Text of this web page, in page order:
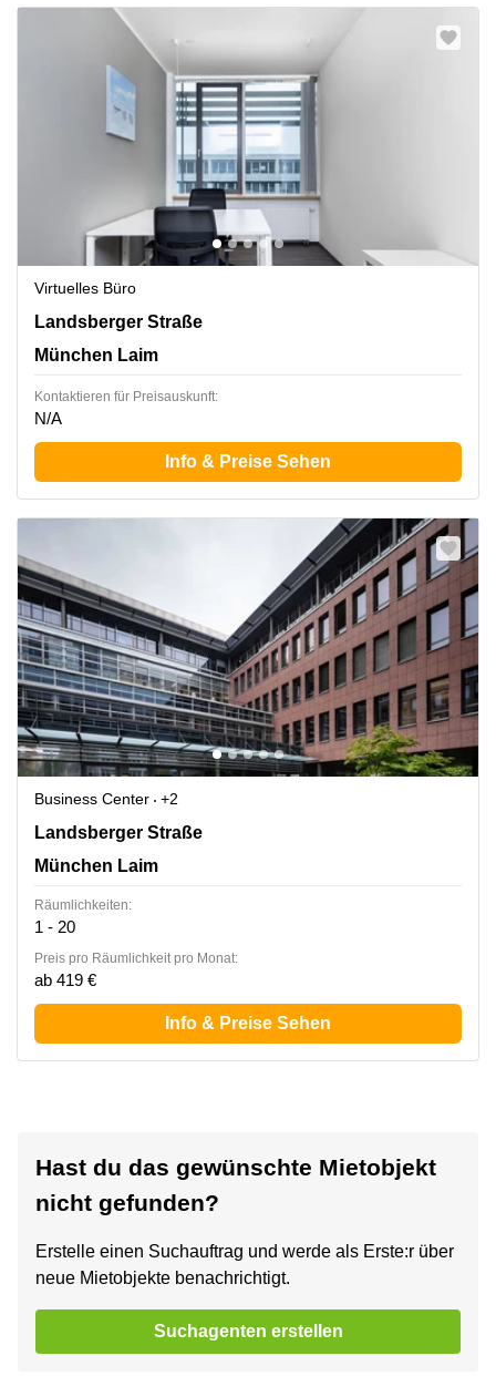
Virtuelles Büro
Landsberger Straße 302, München Laim
Landsberger Straße
München Laim
Kontaktieren für Preisauskunft:
N/A
Info & Preise Sehen
Business Center
+2
Landsberger Straße 302, München Laim
Landsberger Straße
München Laim
Räumlichkeiten:
1 - 20
Preis pro Räumlichkeit pro Monat:
ab 419 €
Info & Preise Sehen
Hast du das gewünschte Mietobjekt
nicht gefunden?
Erstelle einen Suchauftrag und werde als Erste:r über
neue Mietobjekte benachrichtigt.
Suchagenten erstellen